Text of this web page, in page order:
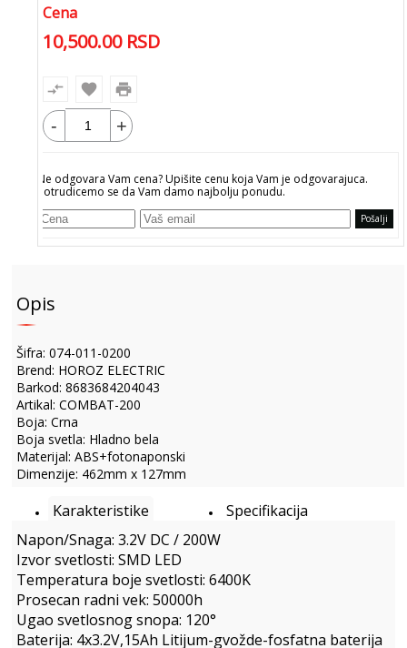
Cena
10,500.00 RSD
compare_arrows favorite print
- +
Ne odgovara Vam cena? Upišite cenu koja Vam je odgovarajuca.
Potrudicemo se da Vam damo najbolju ponudu.
Pošalji
Opis
Šifra: 074-011-0200
Brend: HOROZ ELECTRIC
Barkod: 8683684204043
Artikal: COMBAT-200
Boja: Crna
Boja svetla: Hladno bela
Materijal: ABS+fotonaponski
Dimenzije: 462mm x 127mm
Karakteristike
Specifikacija
Napon/Snaga: 3.2V DC / 200W
Izvor svetlosti: SMD LED
Temperatura boje svetlosti: 6400K
Prosecan radni vek: 50000h
Ugao svetlosnog snopa: 120°
Baterija: 4x3.2V,15Ah Litijum-gvožde-fosfatna baterija